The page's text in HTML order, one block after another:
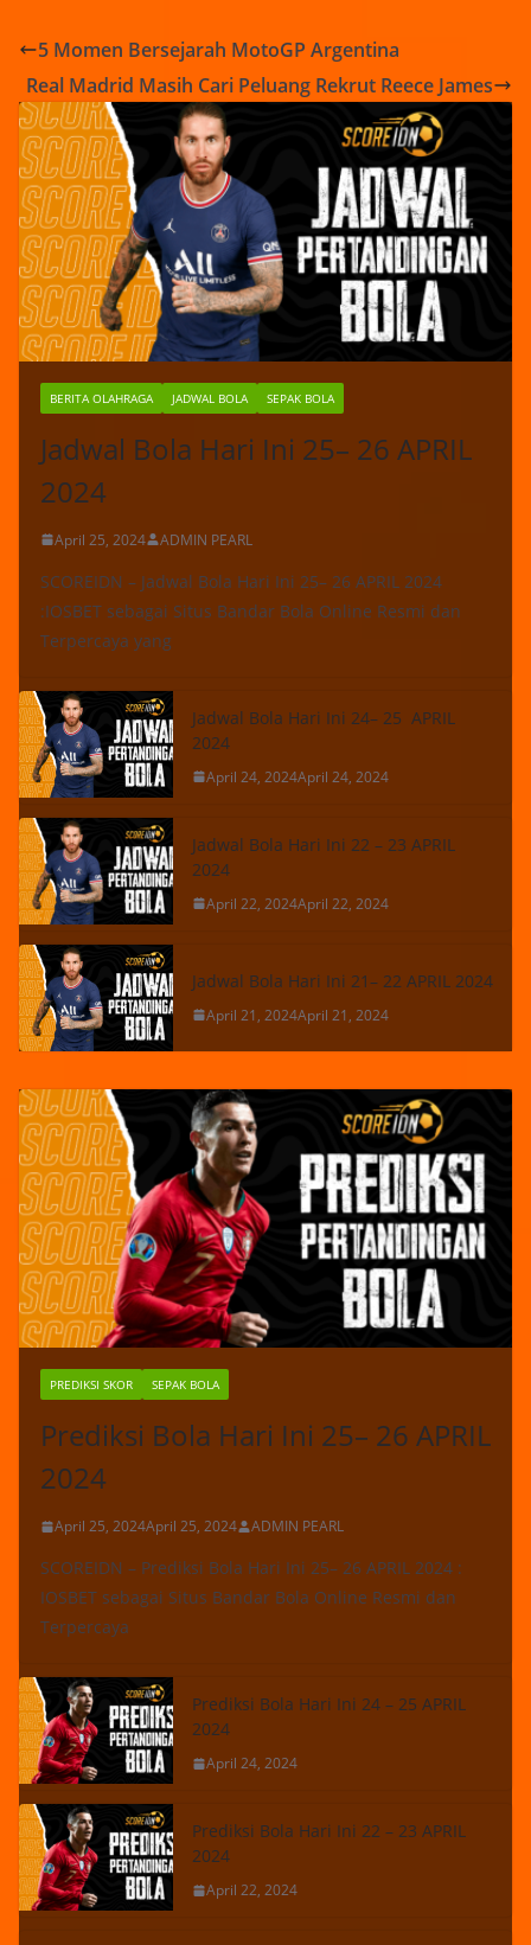
5 Momen Bersejarah MotoGP Argentina
Real Madrid Masih Cari Peluang Rekrut Reece James
BERITA OLAHRAGA JADWAL BOLA SEPAK BOLA
Jadwal Bola Hari Ini 25– 26 APRIL
2024
April 25, 2024 ADMIN PEARL
SCOREIDN – Jadwal Bola Hari Ini 25– 26 APRIL 2024
:IOSBET sebagai Situs Bandar Bola Online Resmi dan
Terpercaya yang
Jadwal Bola Hari Ini 24– 25 APRIL
2024
April 24, 2024April 24, 2024
Jadwal Bola Hari Ini 22 – 23 APRIL
2024
April 22, 2024April 22, 2024
Jadwal Bola Hari Ini 21– 22 APRIL 2024
April 21, 2024April 21, 2024
PREDIKSI SKOR SEPAK BOLA
Prediksi Bola Hari Ini 25– 26 APRIL
2024
April 25, 2024April 25, 2024 ADMIN PEARL
SCOREIDN – Prediksi Bola Hari Ini 25– 26 APRIL 2024 :
IOSBET sebagai Situs Bandar Bola Online Resmi dan
Terpercaya
Prediksi Bola Hari Ini 24 – 25 APRIL
2024
April 24, 2024
Prediksi Bola Hari Ini 22 – 23 APRIL
2024
April 22, 2024